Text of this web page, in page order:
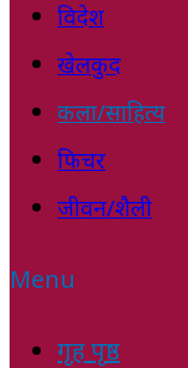
विदेश
खेलकुद
कला/साहित्य
फिचर
जीवन/शैली
Menu
गृह पृष्ठ